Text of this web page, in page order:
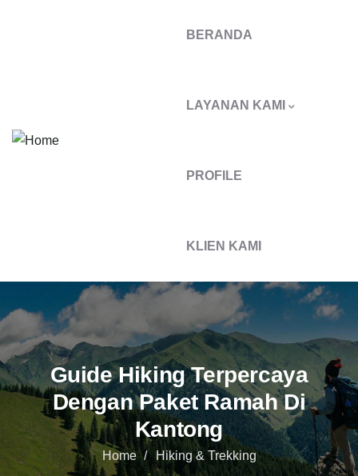
BERANDA
LAYANAN KAMI
PROFILE
KLIEN KAMI
Guide Hiking Terpercaya
Dengan Paket Ramah Di
Kantong
Home Hiking & Trekking